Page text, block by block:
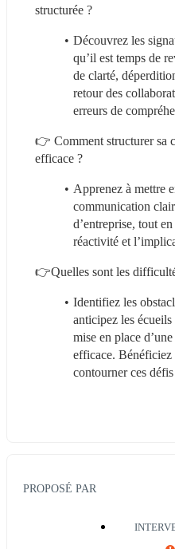
structurée ?
Découvrez les
qu’il est temps de
de clarté,
retour des
erreurs de
👉 Comment structurer sa
efficace ?
Apprenez à mettre
communication
d’entreprise, tout
réactivité et
👉Quelles sont les
Identifiez les
anticipez les
mise en place
efficace. Bénéficiez
contourner ces
PROPOSÉ PAR